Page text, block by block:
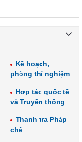
Kế hoạch,
phòng thí nghiệm
Hợp tác quốc tế
và Truyền thông
Thanh tra Pháp
chế